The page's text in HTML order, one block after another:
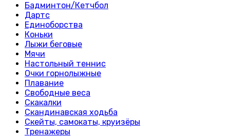
Бадминтон/Кетчбол
Дартс
Единоборства
Коньки
Лыжи беговые
Мячи
Настольный теннис
Очки горнолыжные
Плавание
Свободные веса
Скакалки
Скандинавская ходьба
Скейты, самокаты, круизёры
Тренажеры